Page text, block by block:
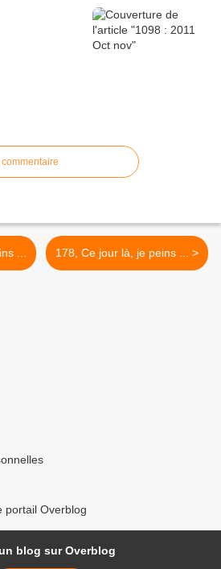
... 178, Ce jour là, je peins ... >
portail Overblog
blog sur Overblog